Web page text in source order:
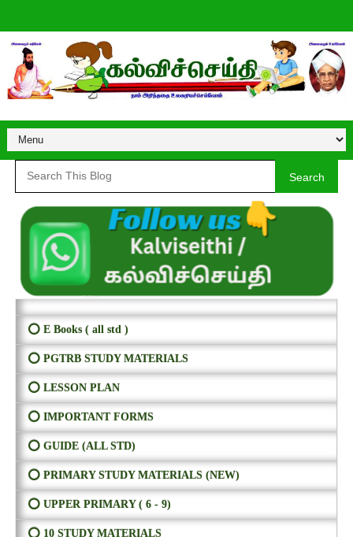
Search
⭕ E Books ( all std )
⭕ PGTRB STUDY MATERIALS
⭕ LESSON PLAN
⭕ IMPORTANT FORMS
⭕ GUIDE (ALL STD)
⭕ PRIMARY STUDY MATERIALS (NEW)
⭕ UPPER PRIMARY ( 6 - 9)
⭕ 10 STUDY MATERIALS